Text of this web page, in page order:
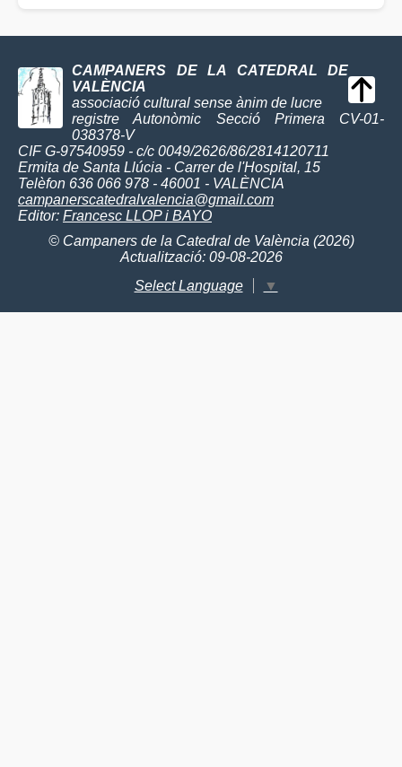
CAMPANERS DE LA CATEDRAL DE
VALÈNCIA
associació cultural sense ànim de lucre
registre Autonòmic Secció Primera CV-01-
038378-V
CIF G-97540959 - c/c 0049/2626/86/2814120711
Ermita de Santa Llúcia - Carrer de l'Hospital, 15
Telèfon 636 066 978 - 46001 - VALÈNCIA
campanerscatedralvalencia@gmail.com
Editor: Francesc LLOP i BAYO
© Campaners de la Catedral de València (2026)
Actualització: 09-08-2026
Select Language
▼